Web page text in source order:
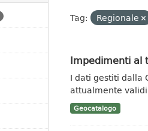
Tag: Regionale
Impedimenti al
I dati gestiti dalla
attualmente
Geocatalogo